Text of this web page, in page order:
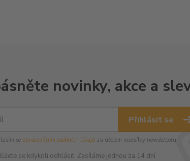
novinky, akce a
Přihlásit se
se zpracováním osobních údajůza účelem rozesílky newsletteru.
se kdykoli odhlásit. Zasíláme jednou za 14 dní.